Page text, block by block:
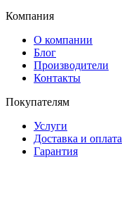
Компания
О компании
Блог
Производители
Контакты
Покупателям
Услуги
Доставка и оплата
Гарантия